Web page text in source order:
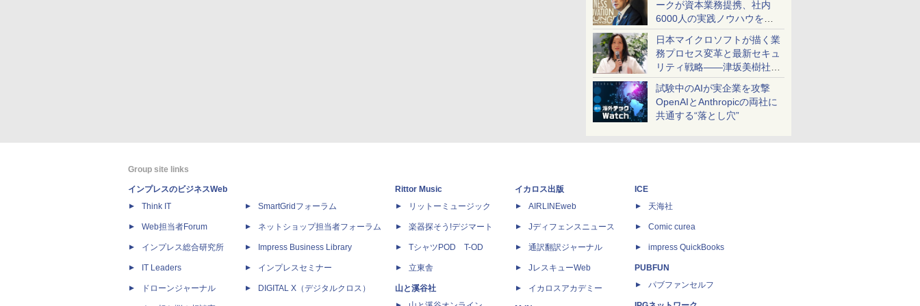
ークが資本業務提携、社内
6000人の実践ノウハウを生
かした「AI商談記録 for
RICOH」を展開へ
日本マイクロソフトが描く業
務プロセス変革と最新セキュ
リティ戦略――津坂美樹社長
が2027年度戦略を説明
試験中のAIが実企業を攻撃
OpenAIとAnthropicの両社に
共通する“落とし穴”
Group site links
インプレスのビジネスWeb
Think IT
Web担当者Forum
インプレス総合研究所
IT Leaders
ドローンジャーナル
SmartGridフォーラム
ネットショップ担当者フォーラム
Impress Business Library
インプレスセミナー
DIGITAL X（デジタルクロス）
Rittor Music
リットーミュージック
楽器探そう!デジマート
TシャツPOD T-OD
立東舎
山と溪谷社
イカロス出版
AIRLINEweb
Jディフェンスニュース
通訳翻訳ジャーナル
JレスキューWeb
イカロスアカデミー
ICE
天海社
Comic curea
impress QuickBooks
PUBFUN
パブファンセルフ